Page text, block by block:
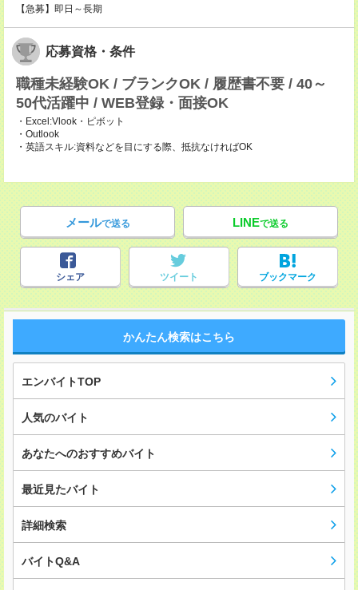
【急募】即日～長期
応募資格・条件
職種未経験OK / ブランクOK / 履歴書不要 / 40～
50代活躍中 / WEB登録・面接OK
・Excel:Vlook・ピボット
・Outlook
・英語スキル:資料などを目にする際、抵抗なければOK
メールで送る LINEで送る
シェア ツイート ブックマーク
かんたん検索はこちら
エンバイトTOP
人気のバイト
あなたへのおすすめバイト
最近見たバイト
詳細検索
バイトQ&A